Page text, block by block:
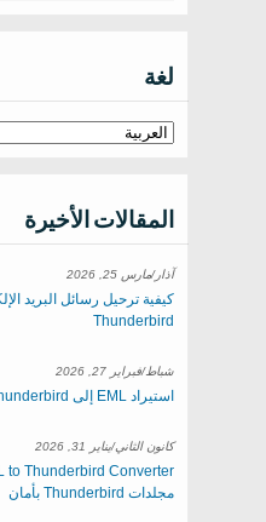
لغة
المقالات الأخيرة
آذار/مارس 25, 2026
Thunderbird
شباط/فبراير 27, 2026
استيراد EML إلى Thunderbird
كانون الثاني/يناير 31, 2026
مجلدات Thunderbird بأمان